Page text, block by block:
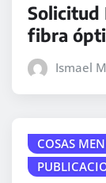
Solicitud
fibra
Ismael
COSAS